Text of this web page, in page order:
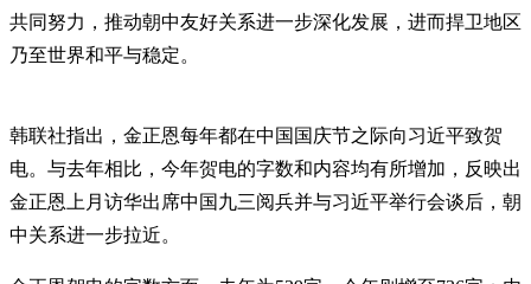
共同努力，推动朝中友好关系进一步深化发展，进而捍卫地区
乃至世界和平与稳定。
韩联社指出，金正恩每年都在中国国庆节之际向习近平致贺
电。与去年相比，今年贺电的字数和内容均有所增加，反映出
金正恩上月访华出席中国九三阅兵并与习近平举行会谈后，朝
中关系进一步拉近。